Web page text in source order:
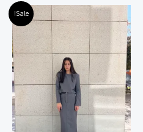
Sale!
המחיר
המקורי
489.00 ₪.
הנוכחי
הוא:
245.00 ₪.
למוצר
יש
לבחור